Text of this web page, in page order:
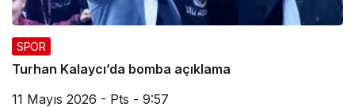
SPOR
Turhan Kalaycı’da bomba açıklama
11 Mayıs 2026 - Pts - 9:57